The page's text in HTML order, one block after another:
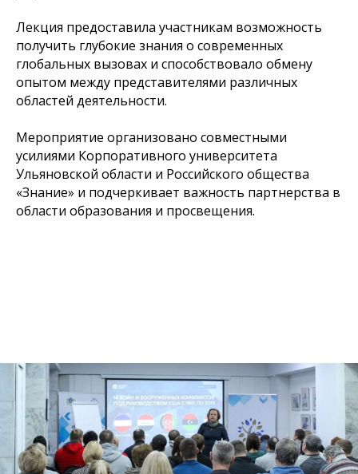
Лекция предоставила участникам возможность
получить глубокие знания о современных
глобальных вызовах и способствовало обмену
опытом между представителями различных
областей деятельности.
Мероприятие организовано совместными
усилиями Корпоративного университета
Ульяновской области и Российского общества
«Знание» и подчеркивает важность партнерства в
области образования и просвещения.